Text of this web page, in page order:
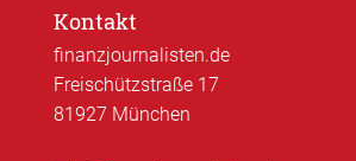
Kontakt
finanzjournalisten.de
Freischützstraße 17
81927 München